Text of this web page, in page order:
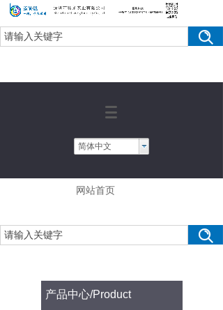
简体中文
网站首页
产品中心/Product